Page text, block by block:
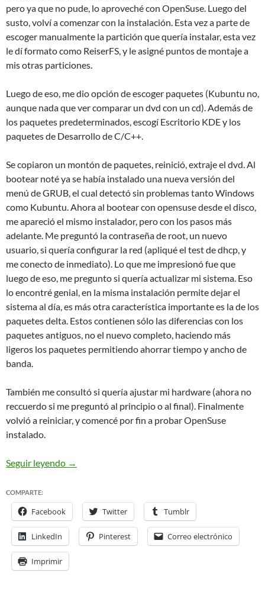
pero ya que no pude, lo aproveché con OpenSuse. Luego del
susto, volví a comenzar con la instalación. Esta vez a parte de
escoger manualmente la partición que quería instalar, esta vez
le dí formato como ReiserFS, y le asigné puntos de montaje a
mis otras particiones.
Luego de eso, me dio opción de escoger paquetes (Kubuntu no,
aunque nada que ver comparar un dvd con un cd). Además de
los paquetes predeterminados, escogí Escritorio KDE y los
paquetes de Desarrollo de C/C++.
Se copiaron un montón de paquetes, reinició, extraje el dvd. Al
bootear noté ya se había instalado una nueva versión del
menú de GRUB, el cual detectó sin problemas tanto Windows
como Kubuntu. Ahora al bootear con opensuse desde el disco,
me apareció el mismo instalador, pero con los pasos más
adelante. Me preguntó la contraseña de root, un nuevo
usuario, si quería configurar la red (apliqué el test de dhcp, y
me conecto de inmediato). Lo que me impresionó fue que
luego de eso, me pregunto si quería actualizar mi sistema. Eso
lo encontré genial, en la misma instalación permite dejar el
sistema al día, es más otra característica importante es la de los
paquetes delta. Estos contienen sólo las diferencias con los
paquetes antiguos, no el nuevo completo, haciendo más
ligeros los paquetes permitiendo ahorrar tiempo y ancho de
banda.
También me consultó si quería ajustar mi hardware (ahora no
reccuerdo si me preguntó al principio o al final). Finalmente
volvió a reiniciar, y comencé por fin a probar OpenSuse
instalado.
Seguir leyendo OpenSuse 10.2, mi nuevo Sistema Operativo
→
COMPARTE:
Facebook Twitter Tumblr
LinkedIn Pinterest Correo electrónico
Imprimir